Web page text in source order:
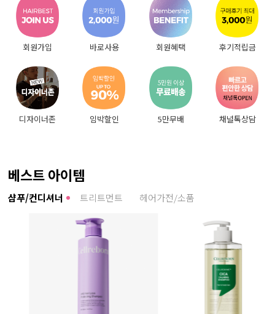
회원가입 바로사용 회원혜택 후기적립금
디자이너존 임박할인 5만무배 채널톡상담
베스트 아이템
샴푸/컨디셔너 트리트먼트 헤어가전/소품